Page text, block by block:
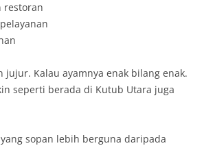
restoran
jujur. Kalau ayamnya enak bilang enak.
seperti berada di Kutub Utara juga
sopan lebih berguna daripada